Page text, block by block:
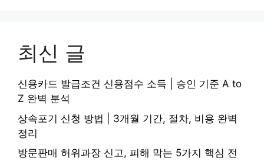
최신 글
신용카드 발급조건 신용점수 소득 | 승인 기준 A to
Z 완벽 분석
상속포기 신청 방법 | 3개월 기간, 절차, 비용 완벽
정리
방문판매 허위과장 신고, 피해 막는 5가지 핵심 전